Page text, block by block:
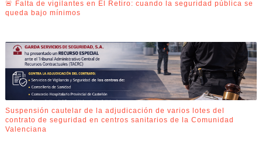
🚨 Falta de vigilantes en El Retiro: cuando la seguridad pública se
queda bajo mínimos
Suspensión cautelar de la adjudicación de varios lotes del
contrato de seguridad en centros sanitarios de la Comunidad
Valenciana